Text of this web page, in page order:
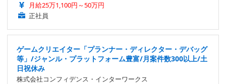
月給25万1,100円～50万円
正社員
ゲームクリエイター「プランナー・ディレクター・デバッグ
等」/ジャンル・プラットフォーム豊富/月案件数300以上/土
日祝休み
株式会社コンフィデンス・インターワークス